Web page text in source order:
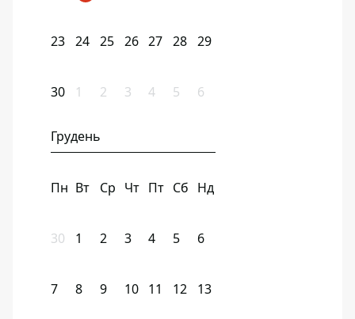
23 24 25 26 27 28 29
30 1 2 3 4 5 6
Грудень
Пн Вт Ср Чт Пт Сб Нд
30 1 2 3 4 5 6
7 8 9 10 11 12 13